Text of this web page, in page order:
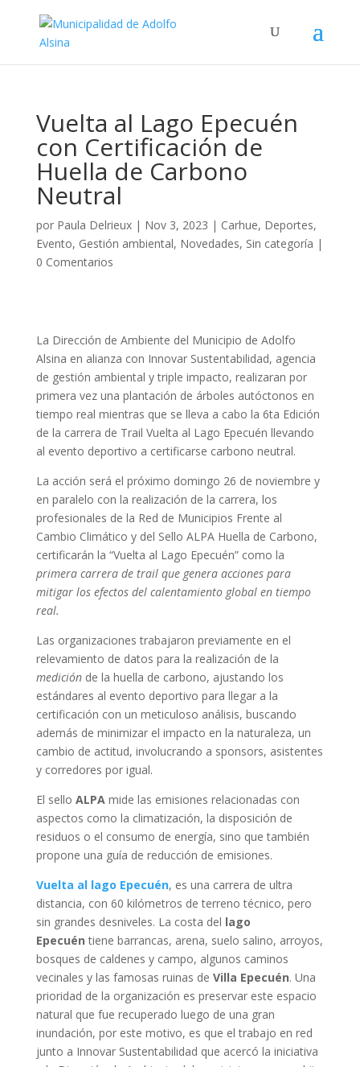
Vuelta al Lago Epecuén
con Certificación de
Huella de Carbono
Neutral
por Paula Delrieux| Nov 3, 2023 | Carhue, Deportes,
Evento, Gestión ambiental, Novedades, Sin categoría |
0 Comentarios
La Dirección de Ambiente del Municipio de Adolfo
Alsina en alianza con Innovar Sustentabilidad, agencia
de gestión ambiental y triple impacto, realizaran por
primera vez una plantación de árboles autóctonos en
tiempo real mientras que se lleva a cabo la 6ta Edición
de la carrera de Trail Vuelta al Lago Epecuén llevando
al evento deportivo a certificarse carbono neutral.
La acción será el próximo domingo 26 de noviembre y
en paralelo con la realización de la carrera, los
profesionales de la Red de Municipios Frente al
Cambio Climático y del Sello ALPA Huella de Carbono,
certificarán la “Vuelta al Lago Epecuén” como la
primera carrera de trail que genera acciones para
mitigar los efectos del calentamiento global en tiempo
real.
Las organizaciones trabajaron previamente en el
relevamiento de datos para la realización de la
mediciónde la huella de carbono, ajustando los
estándares al evento deportivo para llegar a la
certificación con un meticuloso análisis, buscando
además de minimizar el impacto en la naturaleza, un
cambio de actitud, involucrando a sponsors, asistentes
y corredores por igual.
El sello ALPAmide las emisiones relacionadas con
aspectos como la climatización, la disposición de
residuos o el consumo de energía, sino que también
propone una guía de reducción de emisiones.
Vuelta al lago Epecuén, es una carrera de ultra
distancia, con 60 kilómetros de terreno técnico, pero
sin grandes desniveles. La costa del lago
Epecuén tiene barrancas, arena, suelo salino, arroyos,
bosques de caldenes y campo, algunos caminos
vecinales y las famosas ruinas de Villa Epecuén. Una
prioridad de la organización es preservar este espacio
natural que fue recuperado luego de una gran
inundación, por este motivo, es que el trabajo en red
junto a Innovar Sustentabilidad que acercó la iniciativa